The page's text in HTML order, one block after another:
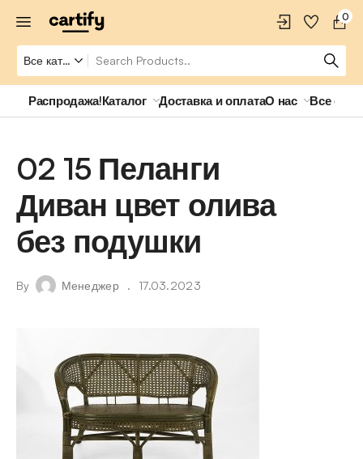
0
Распродажа!Каталог Доставка и оплатаО нас Все о
02 15 Пеланги
Диван цвет олива
без подушки
By Менеджер 17.03.2023